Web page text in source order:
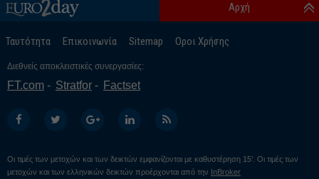
Ταυτότητα Επικοινωνία Sitemap Οροι Χρήσης
Αρχή
Διεθνείς αποκλειστικές συνεργασίες:
FT.com Stratfor Factset
Οι τιμές των μετοχών και των δεικτών εμφανίζονται με καθυστέρηση 15’. Οι τιμές των
μετοχών και των ελληνικών δεικτών προέρχονται από την InBroker